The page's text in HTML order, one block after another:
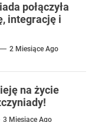
połączyła
integrację i
2 Miesiące Ago
na życie
3 Miesiące Ago